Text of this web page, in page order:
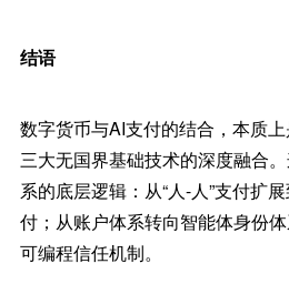
结语
数字货币与AI支付的结合，本质
三大无国界基础技术的深度融合
系的底层逻辑：从“人-人”支付扩展
付；从账户体系转向智能体身份
可编程信任机制。